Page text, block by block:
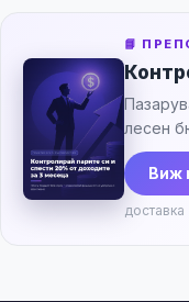
📘
лесен
Виж
доставка